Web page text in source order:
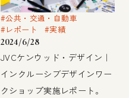
JVCケンウッド・デザイン｜
インクルーシブデザインワー
クショップ実施レポート。
2024/6/28
#公共・交通・自動車
#レポート
#実績